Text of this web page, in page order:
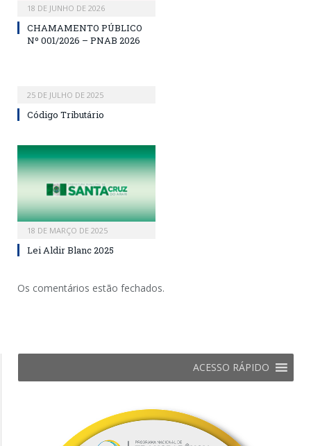
18 DE JUNHO DE 2026
CHAMAMENTO PÚBLICO
Nº 001/2026 – PNAB 2026
25 DE JULHO DE 2025
Código Tributário
18 DE MARÇO DE 2025
Lei Aldir Blanc 2025
Os comentários estão fechados.
ACESSO RÁPIDO